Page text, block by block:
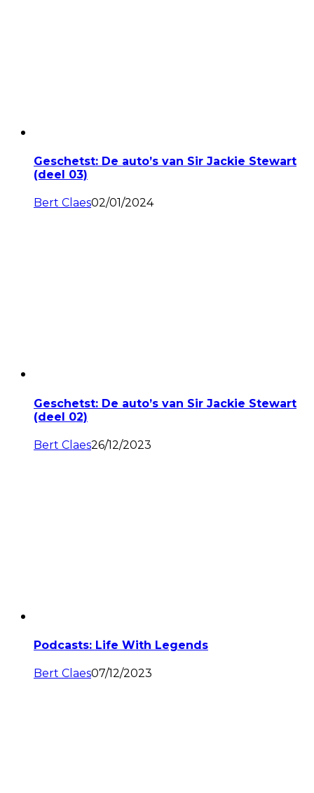
Geschetst: De auto’s van Sir Jackie Stewart
(deel 03)
Bert Claes02/01/2024
Geschetst: De auto’s van Sir Jackie Stewart
(deel 02)
Bert Claes26/12/2023
Podcasts: Life With Legends
Bert Claes07/12/2023